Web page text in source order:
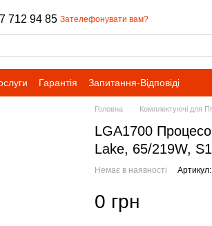
712 94 85 Зателефонувати вам?
Гарантія Запитання-Відповіді
Головна Комплектуючі для
LGA1700
Lake, 65/219W,
Немає в наявності
0 грн